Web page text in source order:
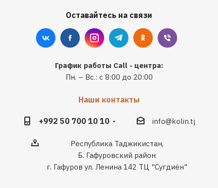
Оставайтесь на связи
График работы Call - центра:
Пн. – Вс.: с 8:00 до 20:00
Наши контакты
+992 50 700 10 10 info@kolin.tj
Республика Таджикистан,
Б. Гафуровский район
г. Гафуров ул. Ленина 142 ТЦ "Сугдиён"